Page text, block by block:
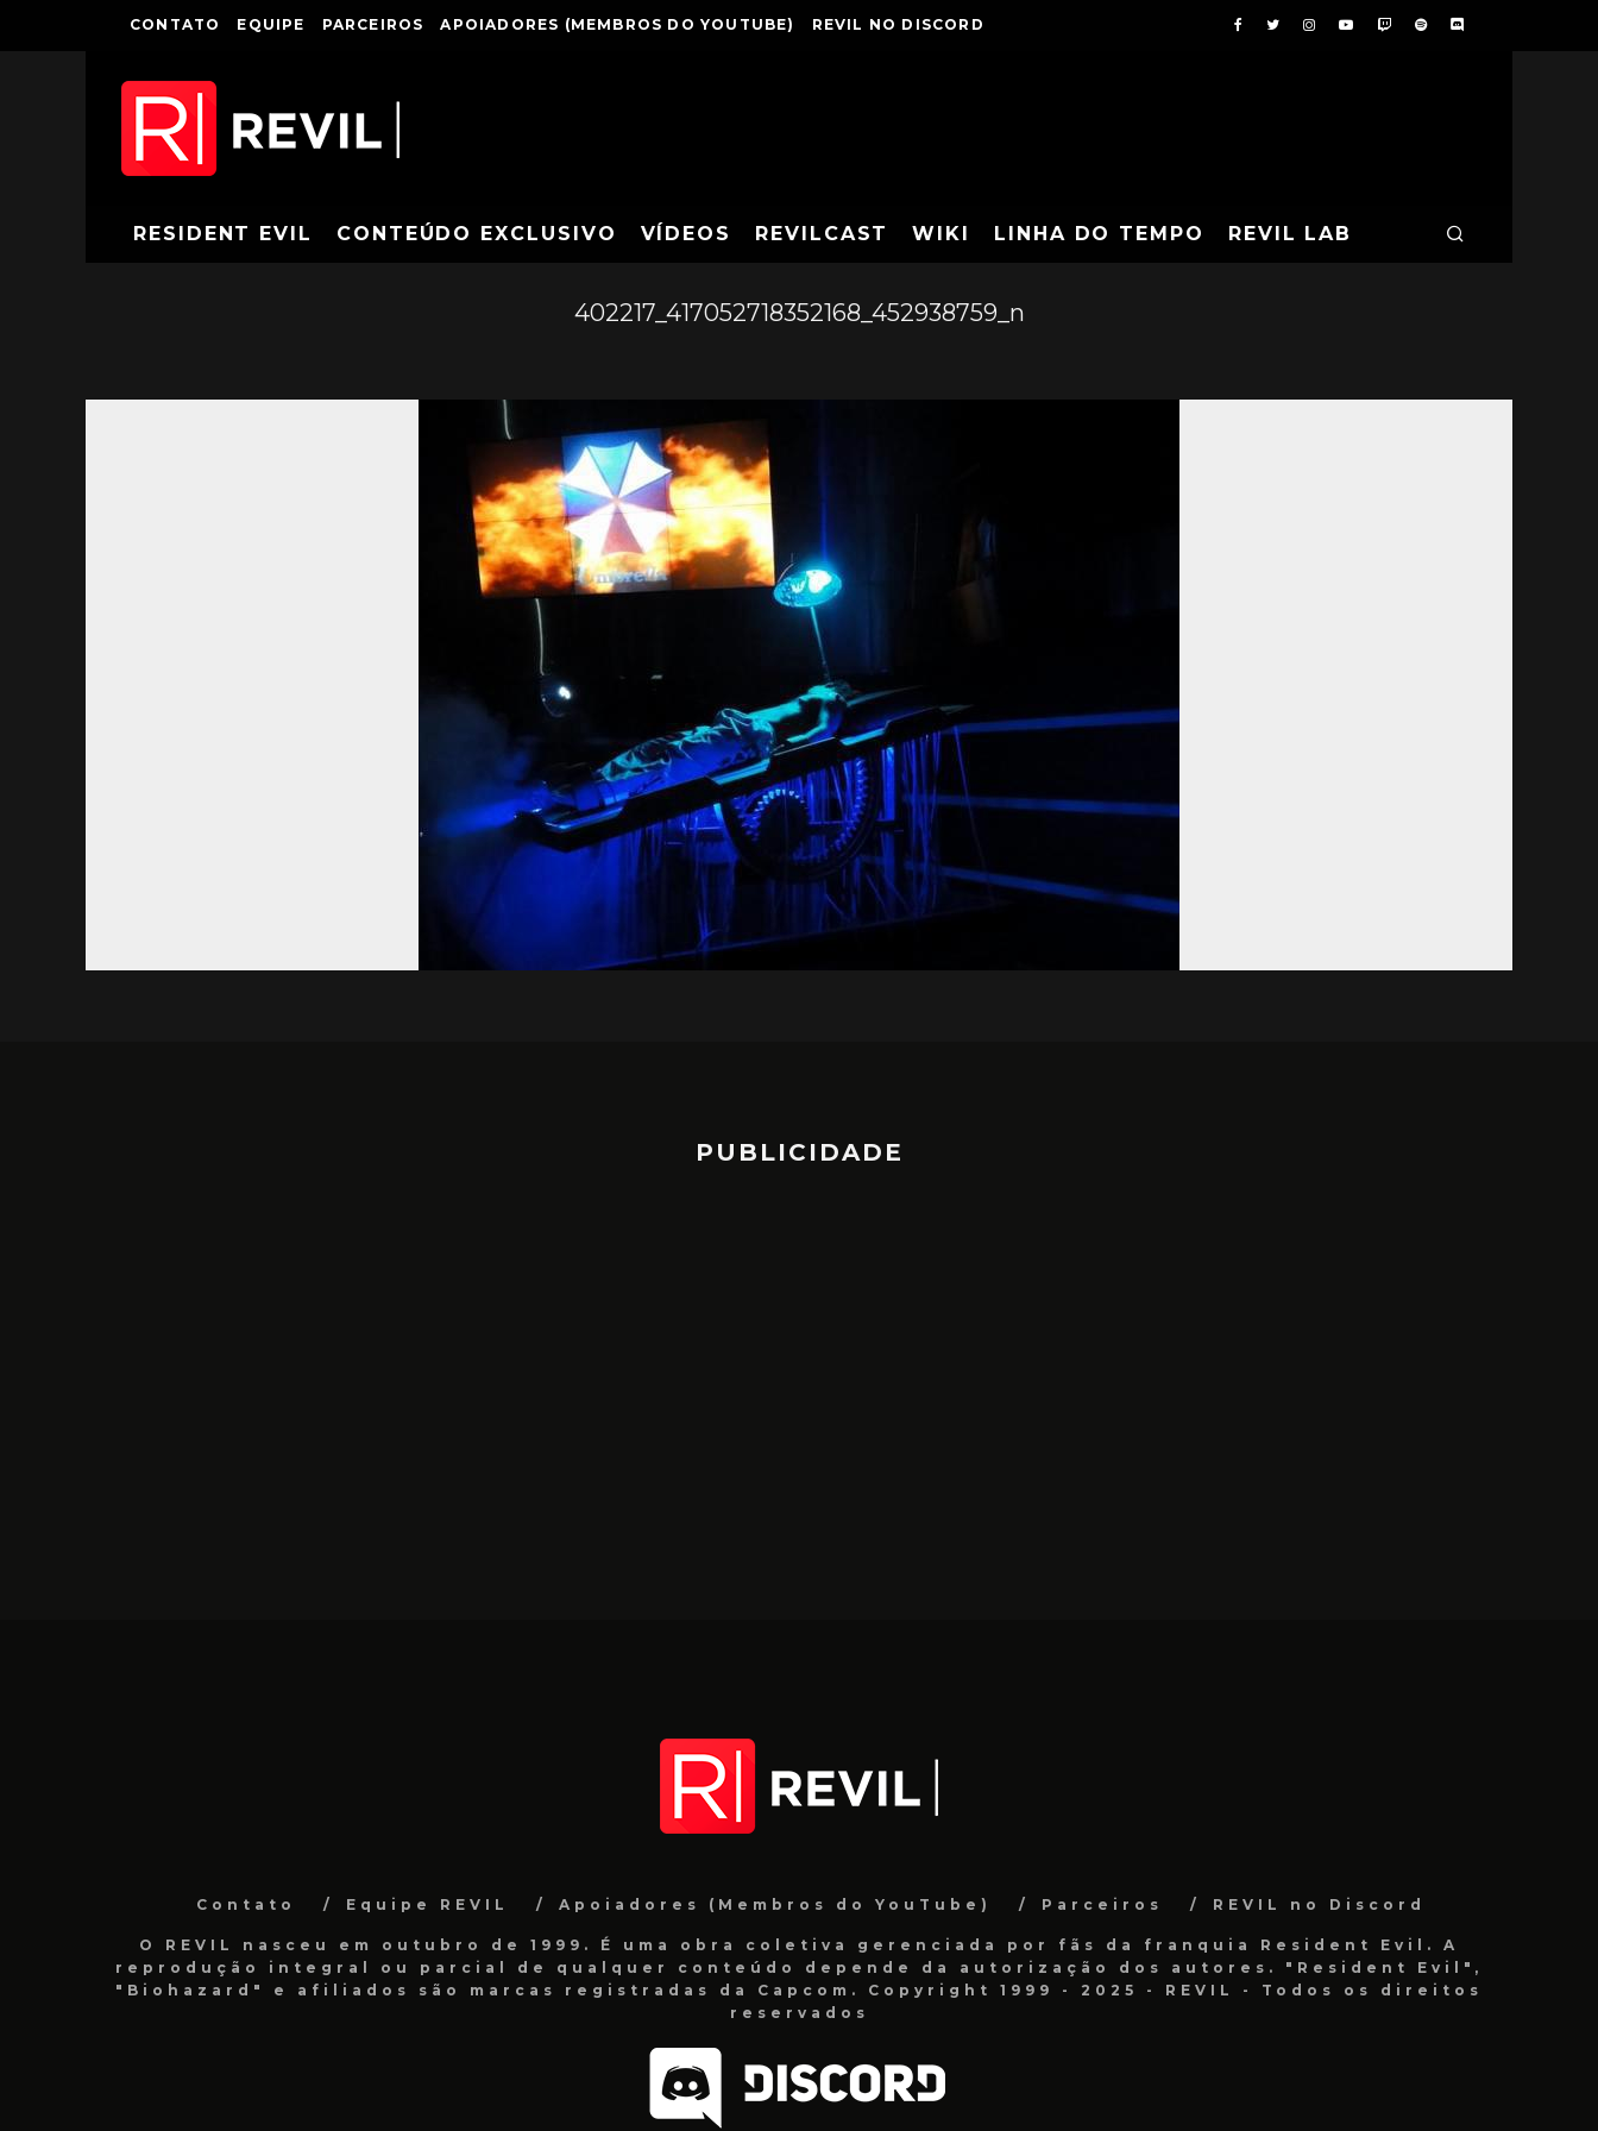
CONTATO EQUIPE PARCEIROS APOIADORES (MEMBROS DO YOUTUBE) REVIL NO DISCORD
RESIDENT EVIL CONTEÚDO EXCLUSIVO VÍDEOS REVILCAST WIKI LINHA DO TEMPO REVIL LAB
402217_417052718352168_452938759_n
PUBLICIDADE
Contato Equipe REVIL Apoiadores (Membros do YouTube) Parceiros REVIL no Discord
O REVIL nasceu em outubro de 1999. É uma obra coletiva gerenciada por fãs da franquia Resident Evil. A
reprodução integral ou parcial de qualquer conteúdo depende da autorização dos autores. "Resident Evil",
"Biohazard" e afiliados são marcas registradas da Capcom. Copyright 1999 - 2025 - REVIL - Todos os direitos
reservados